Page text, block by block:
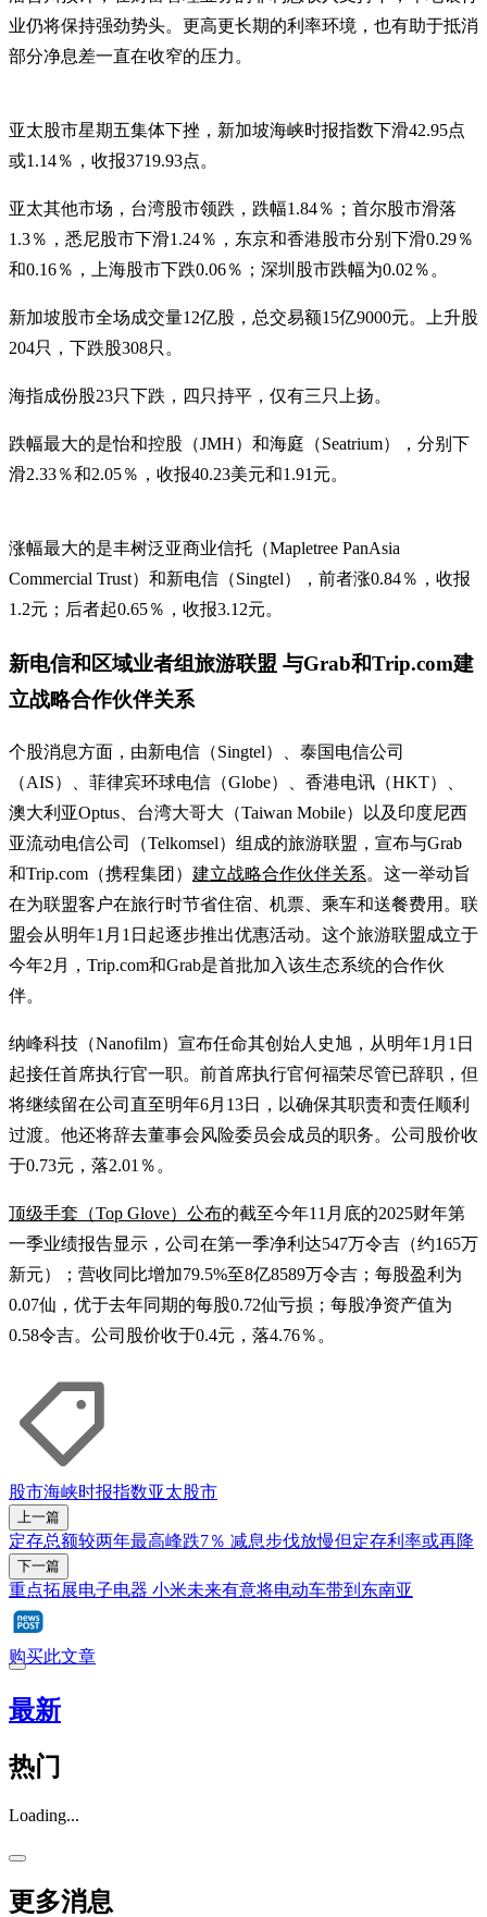
业仍将保持强劲势头。更高更长期的利率环境，也有助于抵消
部分净息差一直在收窄的压力。
亚太股市星期五集体下挫，新加坡海峡时报指数下滑42.95点
或1.14％，收报3719.93点。
亚太其他市场，台湾股市领跌，跌幅1.84％；首尔股市滑落
1.3％，悉尼股市下滑1.24％，东京和香港股市分别下滑0.29％
和0.16％，上海股市下跌0.06％；深圳股市跌幅为0.02％。
新加坡股市全场成交量12亿股，总交易额15亿9000元。上升股
204只，下跌股308只。
海指成份股23只下跌，四只持平，仅有三只上扬。
跌幅最大的是怡和控股（JMH）和海庭（Seatrium），分别下
滑2.33％和2.05％，收报40.23美元和1.91元。
涨幅最大的是丰树泛亚商业信托（Mapletree PanAsia
Commercial Trust）和新电信（Singtel），前者涨0.84％，收报
1.2元；后者起0.65％，收报3.12元。
新电信和区域业者组旅游联盟 与Grab和Trip.com建
立战略合作伙伴关系
个股消息方面，由新电信（Singtel）、泰国电信公司
（AIS）、菲律宾环球电信（Globe）、香港电讯（HKT）、
澳大利亚Optus、台湾大哥大（Taiwan Mobile）以及印度尼西
亚流动电信公司（Telkomsel）组成的旅游联盟，宣布与Grab
和Trip.com（携程集团） 建立战略合作伙伴关系。这一举动旨
在为联盟客户在旅行时节省住宿、机票、乘车和送餐费用。联
盟会从明年1月1日起逐步推出优惠活动。这个旅游联盟成立于
今年2月，Trip.com和Grab是首批加入该生态系统的合作伙
伴。
纳峰科技（Nanofilm）宣布任命其创始人史旭，从明年1月1日
起接任首席执行官一职。前首席执行官何福荣尽管已辞职，但
将继续留在公司直至明年6月13日，以确保其职责和责任顺利
过渡。他还将辞去董事会风险委员会成员的职务。公司股价收
于0.73元，落2.01％。
顶级手套（Top Glove）公布的截至今年11月底的2025财年第
一季业绩报告显示，公司在第一季净利达547万令吉（约165万
新元）；营收同比增加79.5%至8亿8589万令吉；每股盈利为
0.07仙，优于去年同期的每股0.72仙亏损；每股净资产值为
0.58令吉。公司股价收于0.4元，落4.76％。
股市海峡时报指数亚太股市
上一篇
定存总额较两年最高峰跌7％ 减息步伐放慢但定存利率或再降
下一篇
重点拓展电子电器 小米未来有意将电动车带到东南亚
购买此文章
最新
热门
Loading...
更多消息